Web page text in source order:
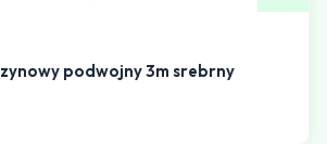
podwojny 3m srebrny